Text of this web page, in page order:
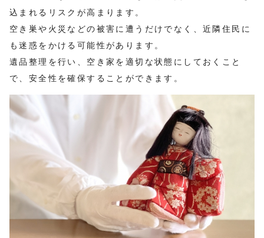
込まれるリスクが高まります。
空き巣や火災などの被害に遭うだけでなく、近隣住民に
も迷惑をかける可能性があります。
遺品整理を行い、空き家を適切な状態にしておくこと
で、安全性を確保することができます。